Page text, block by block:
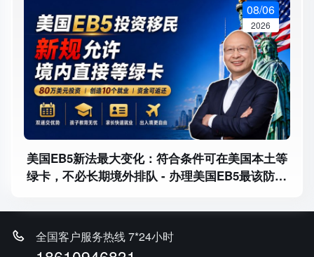
美国EB5新法最大变化：符合条件可在美国本土等
绿卡，不必长期境外排队 - 办理美国EB5最该防哪
08/06
2026
全国客户服务热线 7*24小时